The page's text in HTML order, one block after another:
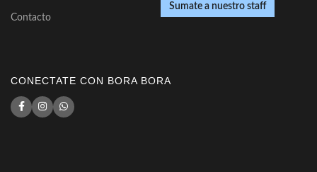
Contacto
Sumate a nuestro staff
CONECTATE CON BORA BORA